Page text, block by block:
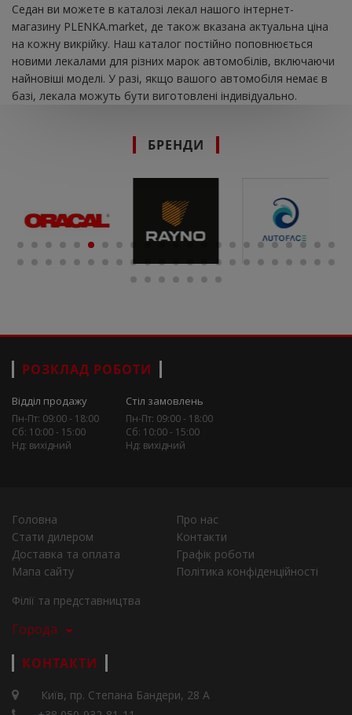
Седан ви можете в каталозі лекал нашого інтернет-
магазину PLENKA.market, де також вказана актуальна ціна
на кожну викрійку. Наш каталог постійно поповнюється
новими лекалами для різних марок автомобілів, включаючи
найновіші моделі. У разі, якщо вашого автомобіля немає в
базі, лекала можуть бути виготовлені індивідуально.
БРЕНДИ
РОЗКЛАД РОБОТИ
Відділ продажу
Пн-Пт: 09:00 - 18:00
Сб: 10:00 - 15:00
Нд: вихідний
Стіл замовлень
Пн-Пт: 09:00 - 18:00
Сб: 10:00 - 15:00
Нд: вихідний
Головна
Про нас
Стати дилером
Контакти
Доставка та оплата
Графік роботи
Мапа сайту
Політика конфіденційності
Філії та представництва
Города
КОНТАКТИ
Київ, пр. Степана Бандери, 28 А